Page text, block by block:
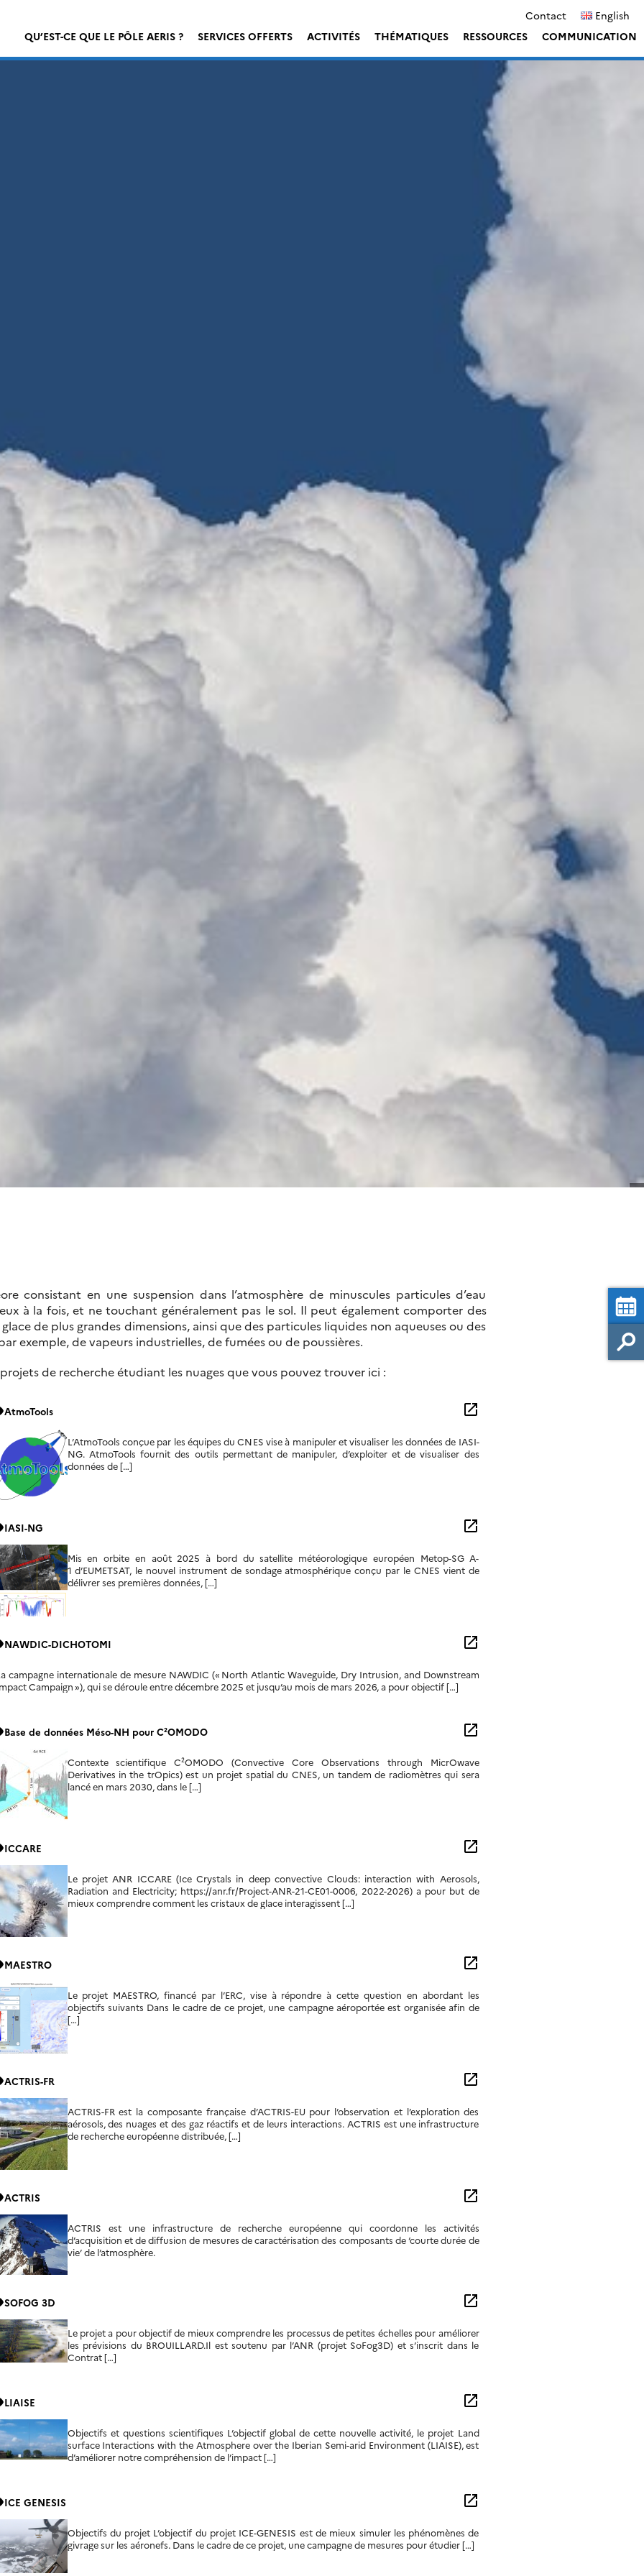
Contact
English
QU’EST-CE QUE LE PÔLE AERIS ?
SERVICES OFFERTS ACTIVITÉS THÉMATIQUES RESSOURCES COMMUNICATION
consistant en une suspension dans l’atmosphère de minuscules particules d’eau
à la fois, et ne touchant généralement pas le sol. Il peut également comporter des
de plus grandes dimensions, ainsi que des particules liquides non aqueuses ou des
exemple, de vapeurs industrielles, de fumées ou de poussières.
de recherche étudiant les nuages que vous pouvez trouver ici :
AtmoTools open_in_new
L’AtmoTools conçue par les équipes du CNES vise à manipuler et visualiser les données de IASI-
NG. AtmoTools fournit des outils permettant de manipuler, d’exploiter et de visualiser des
données de […]
IASI-NG open_in_new
Mis en orbite en août 2025 à bord du satellite météorologique européen Metop-SG A-
1 d’EUMETSAT, le nouvel instrument de sondage atmosphérique conçu par le CNES vient de
délivrer ses premières données, […]
NAWDIC-DICHOTOMI open_in_new
campagne internationale de mesure NAWDIC (« North Atlantic Waveguide, Dry Intrusion, and Downstream
Campaign »), qui se déroule entre décembre 2025 et jusqu’au mois de mars 2026, a pour objectif […]
Base de données Méso-NH pour C²OMODO open_in_new
Contexte scientifique C²OMODO (Convective Core Observations through MicrOwave
Derivatives in the trOpics) est un projet spatial du CNES, un tandem de radiomètres qui sera
lancé en mars 2030, dans le […]
ICCARE open_in_new
Le projet ANR ICCARE (Ice Crystals in deep convective Clouds: interaction with Aerosols,
Radiation and Electricity; https://anr.fr/Project-ANR-21-CE01-0006, 2022-2026) a pour but de
mieux comprendre comment les cristaux de glace interagissent […]
MAESTRO open_in_new
Le projet MAESTRO, financé par l’ERC, vise à répondre à cette question en abordant les
objectifs suivants Dans le cadre de ce projet, une campagne aéroportée est organisée afin de
[…]
ACTRIS-FR open_in_new
ACTRIS-FR est la composante française d’ACTRIS-EU pour l’observation et l’exploration des
aérosols, des nuages et des gaz réactifs et de leurs interactions. ACTRIS est une infrastructure
de recherche européenne distribuée, […]
ACTRIS open_in_new
ACTRIS est une infrastructure de recherche européenne qui coordonne les activités
d’acquisition et de diffusion de mesures de caractérisation des composants de ‘courte durée de
vie’ de l’atmosphère.
SOFOG 3D open_in_new
Le projet a pour objectif de mieux comprendre les processus de petites échelles pour améliorer
les prévisions du BROUILLARD.Il est soutenu par l’ANR (projet SoFog3D) et s’inscrit dans le
Contrat […]
LIAISE open_in_new
Objectifs et questions scientifiques L’objectif global de cette nouvelle activité, le projet Land
surface Interactions with the Atmosphere over the Iberian Semi-arid Environment (LIAISE), est
d’améliorer notre compréhension de l’impact […]
ICE GENESIS open_in_new
Objectifs du projet L’objectif du projet ICE-GENESIS est de mieux simuler les phénomènes de
givrage sur les aéronefs. Dans le cadre de ce projet, une campagne de mesures pour étudier […]